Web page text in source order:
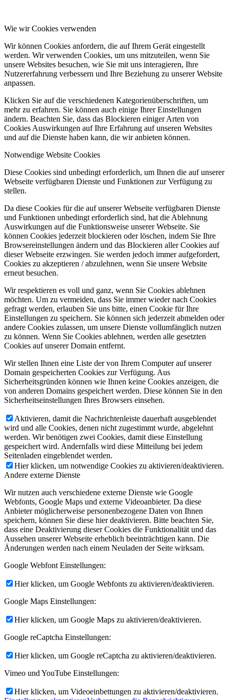
Wie wir Cookies verwenden
Wir können Cookies anfordern, die auf Ihrem Gerät eingestellt
werden. Wir verwenden Cookies, um uns mitzuteilen, wenn Sie
unsere Websites besuchen, wie Sie mit uns interagieren, Ihre
Nutzererfahrung verbessern und Ihre Beziehung zu unserer Website
anpassen.
Klicken Sie auf die verschiedenen Kategorienüberschriften, um
mehr zu erfahren. Sie können auch einige Ihrer Einstellungen
ändern. Beachten Sie, dass das Blockieren einiger Arten von
Cookies Auswirkungen auf Ihre Erfahrung auf unseren Websites
und auf die Dienste haben kann, die wir anbieten können.
Notwendige Website Cookies
Diese Cookies sind unbedingt erforderlich, um Ihnen die auf unserer
Webseite verfügbaren Dienste und Funktionen zur Verfügung zu
stellen.
Da diese Cookies für die auf unserer Webseite verfügbaren Dienste
und Funktionen unbedingt erforderlich sind, hat die Ablehnung
Auswirkungen auf die Funktionsweise unserer Webseite. Sie
können Cookies jederzeit blockieren oder löschen, indem Sie Ihre
Browsereinstellungen ändern und das Blockieren aller Cookies auf
dieser Webseite erzwingen. Sie werden jedoch immer aufgefordert,
Cookies zu akzeptieren / abzulehnen, wenn Sie unsere Website
erneut besuchen.
Wir respektieren es voll und ganz, wenn Sie Cookies ablehnen
möchten. Um zu vermeiden, dass Sie immer wieder nach Cookies
gefragt werden, erlauben Sie uns bitte, einen Cookie für Ihre
Einstellungen zu speichern. Sie können sich jederzeit abmelden oder
andere Cookies zulassen, um unsere Dienste vollumfänglich nutzen
zu können. Wenn Sie Cookies ablehnen, werden alle gesetzten
Cookies auf unserer Domain entfernt.
Wir stellen Ihnen eine Liste der von Ihrem Computer auf unserer
Domain gespeicherten Cookies zur Verfügung. Aus
Sicherheitsgründen können wie Ihnen keine Cookies anzeigen, die
von anderen Domains gespeichert werden. Diese können Sie in den
Sicherheitseinstellungen Ihres Browsers einsehen.
Aktivieren, damit die Nachrichtenleiste dauerhaft ausgeblendet
wird und alle Cookies, denen nicht zugestimmt wurde, abgelehnt
werden. Wir benötigen zwei Cookies, damit diese Einstellung
gespeichert wird. Andernfalls wird diese Mitteilung bei jedem
Seitenladen eingeblendet werden.
Hier klicken, um notwendige Cookies zu aktivieren/deaktivieren.
Andere externe Dienste
Wir nutzen auch verschiedene externe Dienste wie Google
Webfonts, Google Maps und externe Videoanbieter. Da diese
Anbieter möglicherweise personenbezogene Daten von Ihnen
speichern, können Sie diese hier deaktivieren. Bitte beachten Sie,
dass eine Deaktivierung dieser Cookies die Funktionalität und das
Aussehen unserer Webseite erheblich beeinträchtigen kann. Die
Änderungen werden nach einem Neuladen der Seite wirksam.
Google Webfont Einstellungen:
Hier klicken, um Google Webfonts zu aktivieren/deaktivieren.
Google Maps Einstellungen:
Hier klicken, um Google Maps zu aktivieren/deaktivieren.
Google reCaptcha Einstellungen:
Hier klicken, um Google reCaptcha zu aktivieren/deaktivieren.
Vimeo und YouTube Einstellungen:
Hier klicken, um Videoeinbettungen zu aktivieren/deaktivieren.